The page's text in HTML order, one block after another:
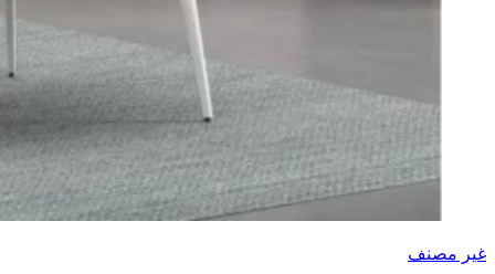
غير مصنف